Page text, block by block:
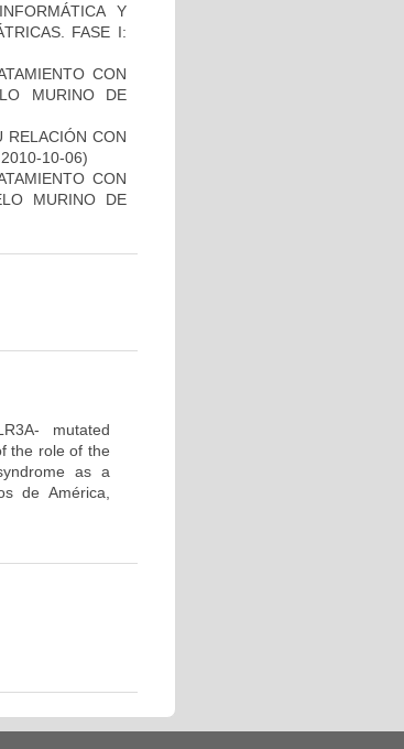
Y
FASE I:
CON
MURINO DE
RELACIÓN CON
10-06)
CON
MURINO DE
mutated
the role of the
as a
de América,